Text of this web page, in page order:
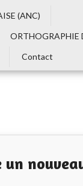
(ANC)
ORTHOGRAPHIE
Contact
un